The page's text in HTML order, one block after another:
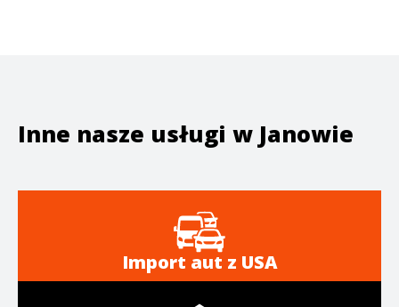
Inne nasze usługi w Janowie
Import aut z USA